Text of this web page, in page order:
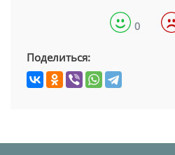
0
Поделиться: